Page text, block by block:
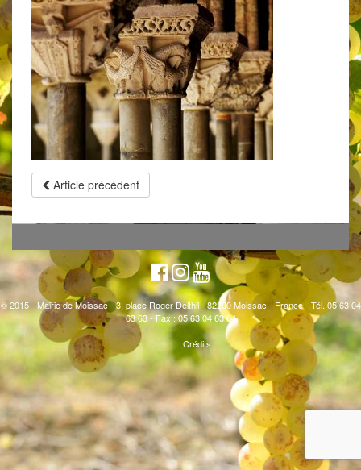
Article précédent
© 2015 - Mairie de Moissac - 3, place Roger Delthil - 82200 Moissac - France - Tél. 05 63 04
63 63 - Fax : 05 63 04 63 64
Crédits